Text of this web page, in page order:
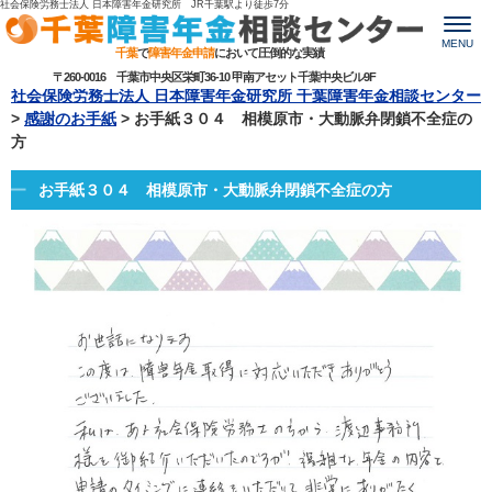
社会保険労務士法人 日本障害年金研究所 JR千葉駅より 徒歩7分
千葉で障害年金申請において圧倒的な実績
〒260-0016 千葉市中央区栄町36-10 甲南アセット千葉中央ビル9F
MENU
社会保険労務士法人 日本障害年金研究所 千葉障害年金相談センター
> 感謝のお手紙 > お手紙３０４ 相模原市・大動脈弁閉鎖不全症の
方
お手紙３０４ 相模原市・大動脈弁閉鎖不全症の方